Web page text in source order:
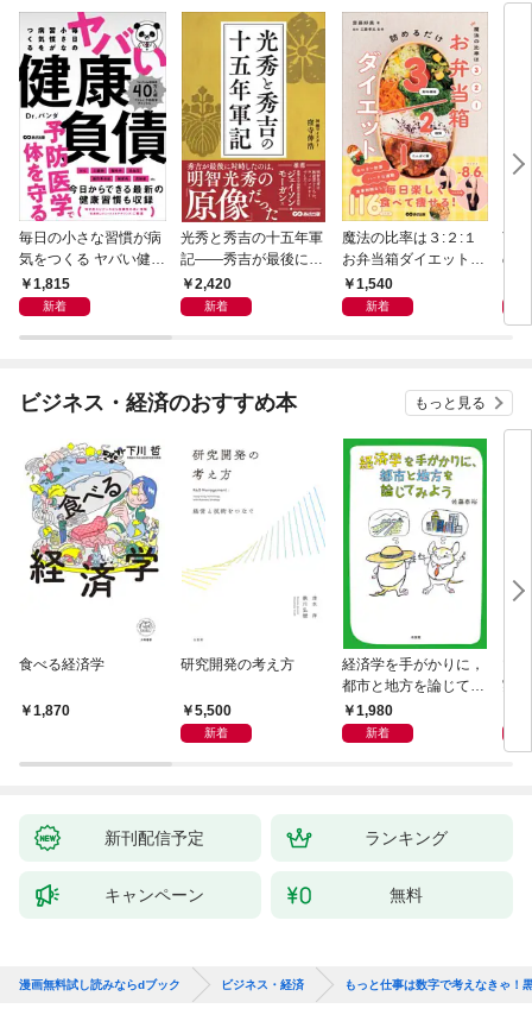
毎日の小さな習慣が病
気をつくる ヤバい健康
負債1,815
新着
光秀と秀吉の十五年軍
記――秀吉が最後に対
峙したのは、明智光秀
の「原像」だった
2,420
新着
魔法の比率は３:２:１
お弁当箱ダイエット―
―毎日楽しく食べて痩
せる１１６レシピ
1,540
新着
言
の
方
ビジネス・経済のおすすめ本 もっと見る
食べる経済学
1,870
研究開発の考え方
5,500
新着
経済学を手がかりに，
都市と地方を論じてみ
よう1,980
新着
実
新刊配信予定 ランキング
キャンペーン 無料
漫画無料試し読みならdブック ビジネス・経済 もっと仕事は数字で考えなきゃ